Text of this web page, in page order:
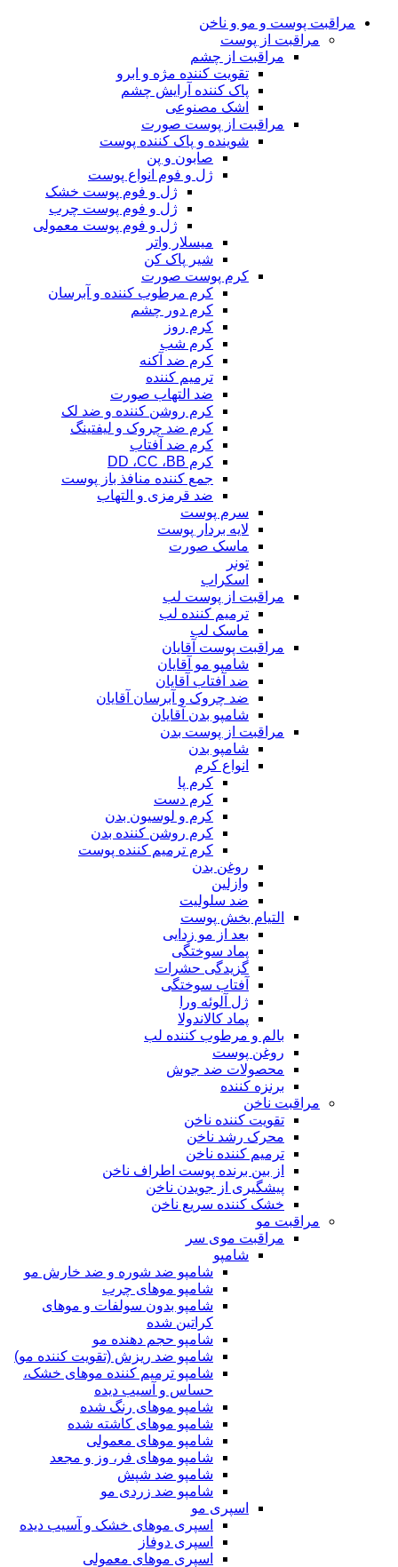
مراقبت پوست و مو و ناخن
مراقبت از پوست
مراقبت از چشم
تقویت کننده مژه و ابرو
پاک کننده آرایش چشم
اشک مصنوعی
مراقبت از پوست صورت
شوینده و پاک کننده پوست
صابون و پن
ژل و فوم انواع پوست
ژل و فوم پوست خشک
ژل و فوم پوست چرب
ژل و فوم پوست معمولی
میسلار واتر
شیر پاک کن
کرم پوست صورت
کرم مرطوب کننده و آبرسان
کرم دور چشم
کرم روز
کرم شب
کرم ضد آکنه
ترمیم کننده
ضد التهاب صورت
کرم روشن کننده و ضد لک
کرم ضد چروک و لیفتینگ
کرم ضد آفتاب
کرم DD ،CC ،BB
جمع کننده منافذ باز پوست
ضد قرمزی و التهاب
سرم پوست
لایه بردار پوست
ماسک صورت
تونر
اسکراب
مراقبت از پوست لب
ترمیم کننده لب
ماسک لب
مراقبت پوست آقایان
شامپو مو آقایان
ضد آفتاب آقایان
ضد چروک و آبرسان آقایان
شامپو بدن آقایان
مراقبت از پوست بدن
شامپو بدن
انواع کرم
کرم پا
کرم دست
کرم و لوسیون بدن
کرم روشن کننده بدن
کرم ترمیم کننده پوست
روغن بدن
وازلین
ضد سلولیت
التیام بخش پوست
بعد از مو زدایی
پماد سوختگی
گزیدگی حشرات
آفتاب سوختگی
ژل آلوئه ورا
پماد کالاندولا
بالم و مرطوب کننده لب
روغن پوست
محصولات ضد جوش
برنزه کننده
مراقبت ناخن
تقویت کننده ناخن
محرک رشد ناخن
ترمیم کننده ناخن
از بین برنده پوست اطراف ناخن
پیشگیری از جویدن ناخن
خشک کننده سریع ناخن
مراقبت مو
مراقبت موی سر
شامپو
شامپو ضد شوره و ضد خارش مو
شامپو موهای چرب
شامپو بدون سولفات و موهای
کراتین شده
شامپو حجم دهنده مو
شامپو ضد ریزش (تقویت کننده مو)
شامپو ترمیم کننده موهای خشک،
حساس و آسیب دیده
شامپو موهای رنگ شده
شامپو موهای کاشته شده
شامپو موهای معمولی
شامپو موهای فر، وز و مجعد
شامپو ضد شپش
شامپو ضد زردی مو
اسپری مو
اسپری موهای خشک و آسیب دیده
اسپری دوفاز
اسپری موهای معمولی